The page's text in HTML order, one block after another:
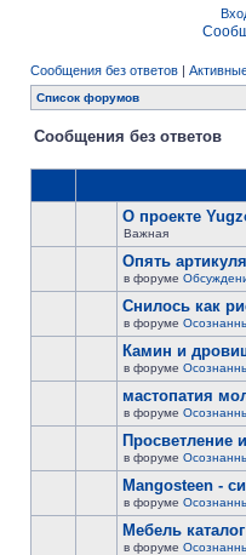
Сообщения без ответов |
Список форумов
Сообщения без ответов
О проекте
Важная
Опять
в форуме
Снилось как
в форуме
Камин и
в форуме
мастопатия
в форуме
Просветление
в форуме
Mangosteen -
в форуме
Мебель каталог
в форуме